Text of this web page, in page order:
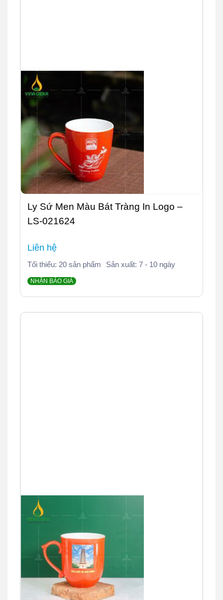
Ly Sứ Men Màu Bát Tràng In Logo –
LS-021624
Liên hệ
Tối thiểu: 20 sản phẩm Sản xuất: 7 - 10 ngày
NHẬN BÁO GIÁ